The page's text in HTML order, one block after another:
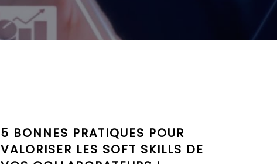
5 BONNES PRATIQUES POUR
VALORISER LES SOFT SKILLS DE